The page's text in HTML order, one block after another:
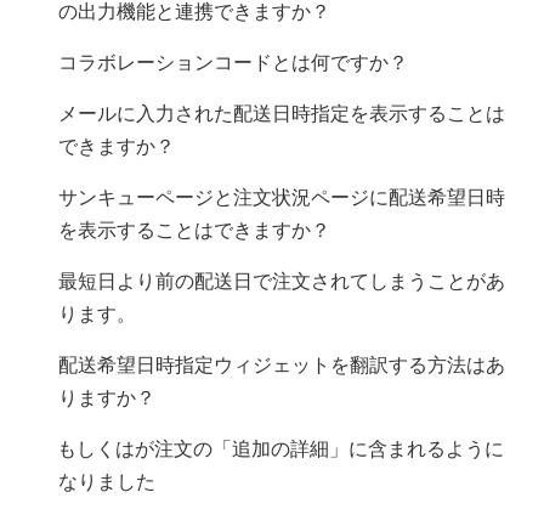
Quick Order PrinterのCSV出力機能と連携できますか？
コラボレーションコードとは何ですか？
メールに入力された配送日時指定を表示することは
できますか？
サンキューページと注文状況ページに配送希望日時
を表示することはできますか？
最短日より前の配送日で注文されてしまうことがあ
ります。
配送希望日時指定ウィジェットを翻訳する方法はあ
りますか？
__ccValidもしくは__ccSlotが注文の「追加の詳細」に含まれるように
なりました